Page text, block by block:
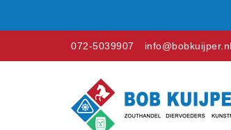
072-5039907 info@bobkuijper.nl